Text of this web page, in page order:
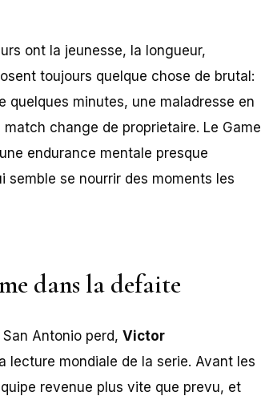
ont la jeunesse, la longueur,
toujours quelque chose de brutal:
quelques minutes, une maladresse en
change de proprietaire. Le Game
endurance mentale presque
semble se nourrir des moments les
dans la defaite
Antonio perd, Victor
lecture mondiale de la serie. Avant les
revenue plus vite que prevu, et